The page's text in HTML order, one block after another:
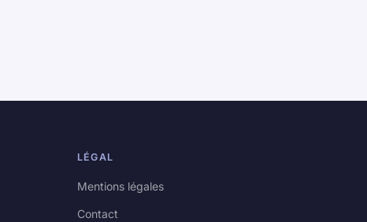
LÉGAL
Mentions légales
Contact